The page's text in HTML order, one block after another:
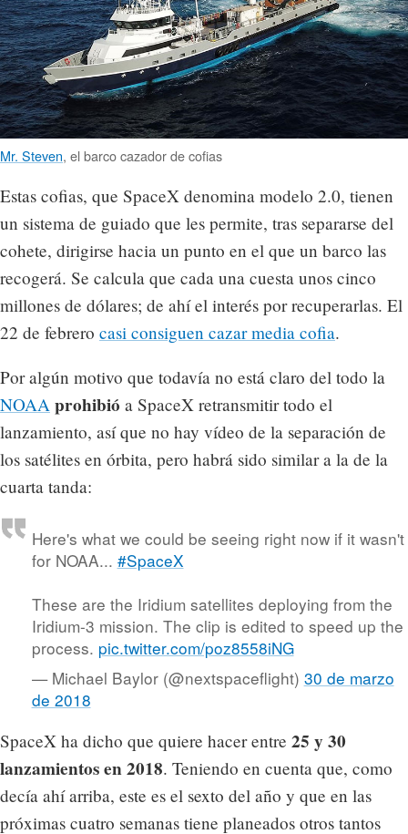
Mr. Steven, el barco cazador de cofias
Estas cofias, que SpaceX denomina modelo 2.0, tienen
un sistema de guiado que les permite, tras separarse del
cohete, dirigirse hacia un punto en el que un barco las
recogerá. Se calcula que cada una cuesta unos cinco
millones de dólares; de ahí el interés por recuperarlas. El
22 de febrero casi consiguen cazar media cofia.
Por algún motivo que todavía no está claro del todo la
NOAA prohibió a SpaceX retransmitir todo el
lanzamiento, así que no hay vídeo de la separación de
los satélites en órbita, pero habrá sido similar a la de la
cuarta tanda:
Here's what we could be seeing right now if it wasn't
for NOAA... #SpaceX
These are the Iridium satellites deploying from the
Iridium-3 mission. The clip is edited to speed up the
process. pic.twitter.com/poz8558iNG
— Michael Baylor (@nextspaceflight) 30 de marzo
de 2018
SpaceX ha dicho que quiere hacer entre 25 y 30
lanzamientos en 2018. Teniendo en cuenta que, como
decía ahí arriba, este es el sexto del año y que en las
próximas cuatro semanas tiene planeados otros tantos